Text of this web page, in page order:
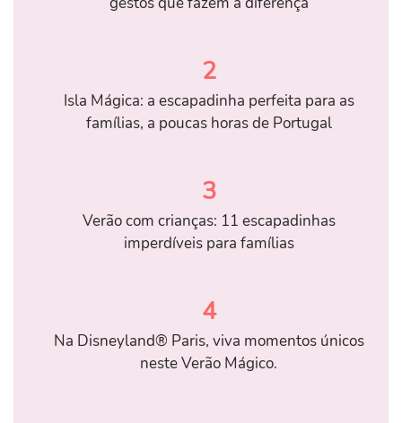
2
Isla Mágica: a escapadinha perfeita para as
famílias, a poucas horas de Portugal
3
Verão com crianças: 11 escapadinhas
imperdíveis para famílias
4
Na Disneyland® Paris, viva momentos únicos
neste Verão Mágico.